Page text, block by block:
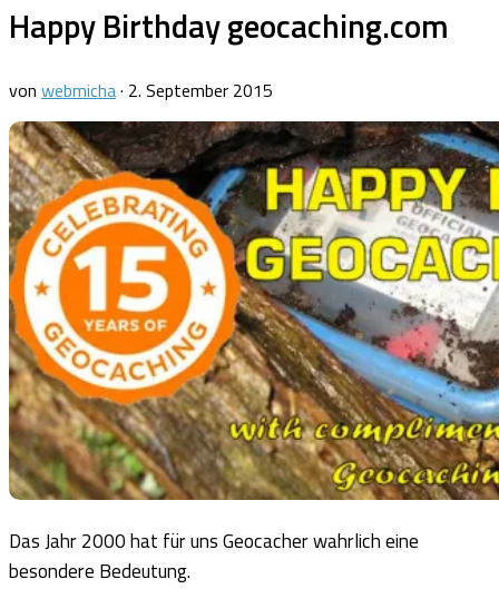
Happy Birthday geocaching.com
von webmicha· 2. September 2015
Das Jahr 2000 hat für uns Geocacher wahrlich eine
besondere Bedeutung.